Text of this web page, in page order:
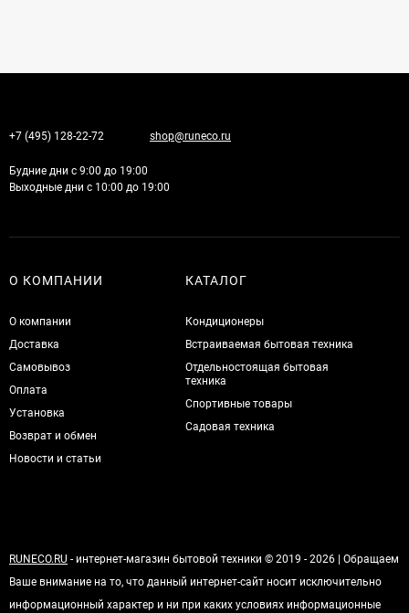
+7 (495) 128-22-72 shop@runeco.ru
Будние дни с 9:00 до 19:00
Выходные дни с 10:00 до 19:00
О КОМПАНИИ
О компании
Доставка
Самовывоз
Оплата
Установка
Возврат и обмен
Новости и статьи
КАТАЛОГ
Кондиционеры
Встраиваемая бытовая техника
Отдельностоящая бытовая
техника
Спортивные товары
Садовая техника
RUNECO.RU - интернет-магазин бытовой техники © 2019 - 2026 | Обращаем
Ваше внимание на то, что данный интернет-сайт носит исключительно
информационный характер и ни при каких условиях информационные